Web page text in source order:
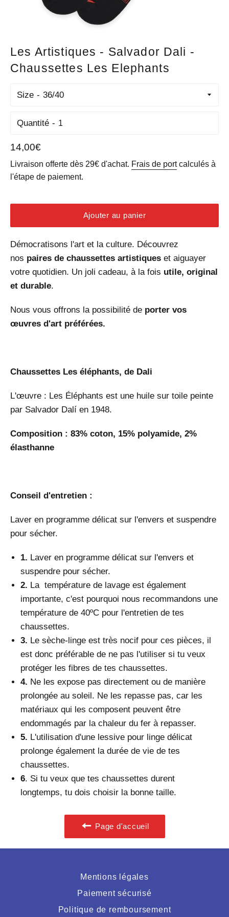
Les Artistiques - Salvador Dali -
Chaussettes Les Elephants
Size
Quantité
Prix
régulier
14,00€
Livraison offerte dès 29€ d'achat. Frais de portcalculés à
l'étape de paiement.
Ajouter au panier
Démocratisons l'art et la culture. Découvrez
nos paires de chaussettes artistiques et aiguayer
votre quotidien. Un joli cadeau, à la fois utile, original
et durable.
Nous vous offrons la possibilité de porter vos
œuvres d'art préférées.
Chaussettes Les éléphants, de Dali
L'œuvre : Les Éléphants est une huile sur toile peinte
par Salvador Dalí en 1948.
Composition : 83% coton, 15% polyamide, 2%
élasthanne
Conseil d'entretien :
Laver en programme délicat sur l'envers et suspendre
pour sécher.
1. Laver en programme délicat sur l'envers et
suspendre pour sécher.
2. La température de lavage est également
importante, c'est pourquoi nous recommandons une
température de 40ºC pour l'entretien de tes
chaussettes.
3. Le sèche-linge est très nocif pour ces pièces, il
est donc préférable de ne pas l'utiliser si tu veux
protéger les fibres de tes chaussettes.
4. Ne les expose pas directement ou de manière
prolongée au soleil. Ne les repasse pas, car les
matériaux qui les composent peuvent être
endommagés par la chaleur du fer à repasser.
5. L'utilisation d'une lessive pour linge délicat
prolonge également la durée de vie de tes
chaussettes.
6. Si tu veux que tes chaussettes durent
longtemps, tu dois choisir la bonne taille.
Page d'accueil
Mentions légales
Paiement sécurisé
Politique de remboursement